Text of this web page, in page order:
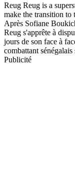
Reug Reug is a
make the transition
Après Sofiane
Reug s'apprête à
jours de son face à
combattant
Publicité